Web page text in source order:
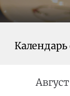
Август